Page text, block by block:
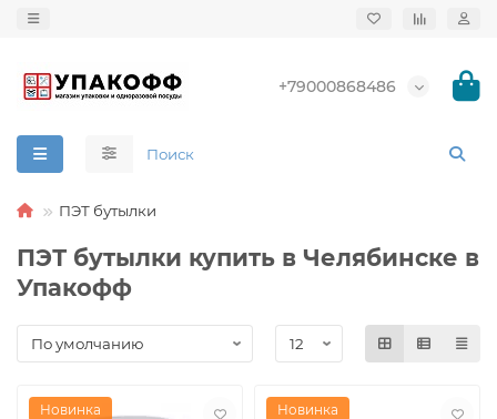
+79000868486
ПЭТ бутылки
ПЭТ бутылки купить в Челябинске в
Упакофф
Новинка Новинка